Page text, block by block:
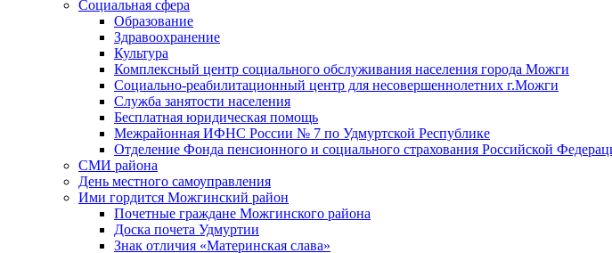
Социальная сфера
Образование
Здравоохранение
Культура
Комплексный центр социального обслуживания населения города Можги
Социально-реабилитационный центр для несовершеннолетних г.Можги
Служба занятости населения
Бесплатная юридическая помощь
Межрайонная ИФНС России № 7 по Удмуртской Республике
Отделение Фонда пенсионного и социального страхования Российской
СМИ района
День местного самоуправления
Ими гордится Можгинский район
Почетные граждане Можгинского района
Доска почета Удмуртии
Знак отличия «Материнская слава»